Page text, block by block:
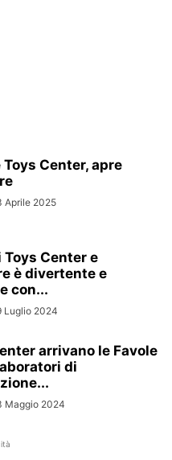
Toys Center, apre
Aprile 2025
Toys Center e
è divertente e
con...
Luglio 2024
arrivano le Favole
di
Maggio 2024